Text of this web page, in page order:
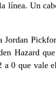
línea. Un
Jordan
Hazard
0 que vale